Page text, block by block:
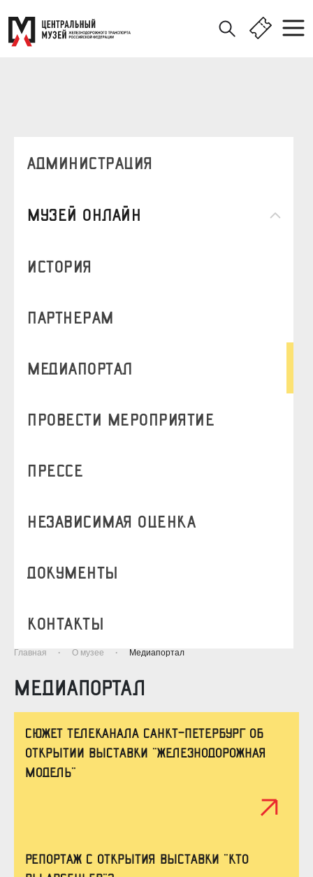
Администрация
Музей онлайн
история
партнерам
медиапортал
Провести мероприятие
прессе
независимая оценка
документы
контакты
Главная · О музее · Медиапортал
МЕДИАПОРТАЛ
Сюжет телеканала Санкт-Петербург об
открытии выставки "Железнодорожная
модель"
Репортаж с открытия выставки "Кто